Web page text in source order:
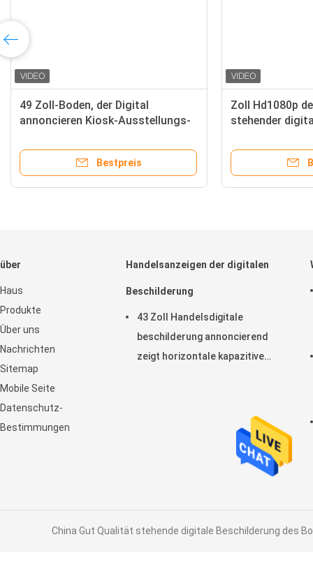
49 Zoll-Boden, der Digital
annoncieren Kiosk-Ausstellungs-
Bestpreis
Zoll Hd1080p
stehender
über
Haus
Produkte
Über uns
Nachrichten
Sitemap
Mobile Seite
Datenschutz-
Bestimmungen
Handelsanzeigen der digitalen
Beschilderung
43 Zoll Handelsdigitale
beschilderung annoncierend
zeigt horizontale kapazitive
China Gut Qualität stehende digitale Beschilderung des